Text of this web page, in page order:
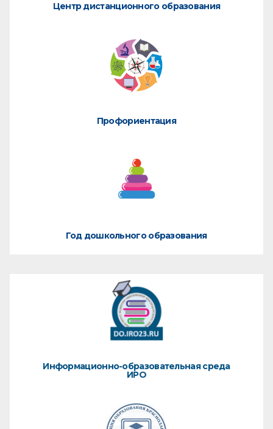
Центр дистанционного образования
Профориентация
Год дошкольного образования
Информационно-образовательная среда
ИРО